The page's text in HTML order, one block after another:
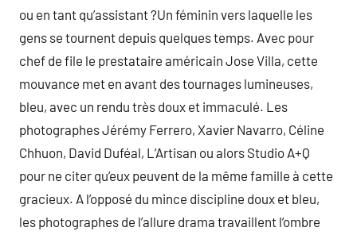
ou en tant qu’assistant ?Un féminin vers laquelle les
gens se tournent depuis quelques temps. Avec pour
chef de file le prestataire américain Jose Villa, cette
mouvance met en avant des tournages lumineuses,
bleu, avec un rendu très doux et immaculé. Les
photographes Jérémy Ferrero, Xavier Navarro, Céline
Chhuon, David Duféal, L’Artisan ou alors Studio A+Q
pour ne citer qu’eux peuvent de la même famille à cette
gracieux. A l’opposé du mince discipline doux et bleu,
les photographes de l’allure drama travaillent l’ombre